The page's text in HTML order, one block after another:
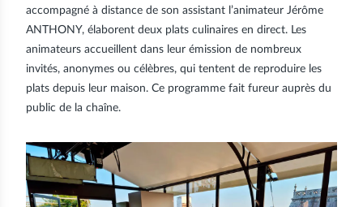
accompagné à distance de son assistant l’animateur Jérôme
ANTHONY, élaborent deux plats culinaires en direct. Les
animateurs accueillent dans leur émission de nombreux
invités, anonymes ou célèbres, qui tentent de reproduire les
plats depuis leur maison. Ce programme fait fureur auprès du
public de la chaîne.